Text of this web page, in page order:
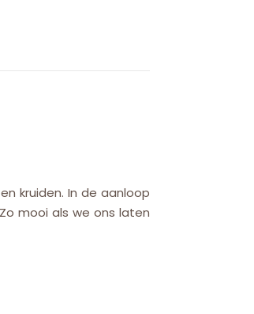
kruiden. In de aanloop
mooi als we ons laten